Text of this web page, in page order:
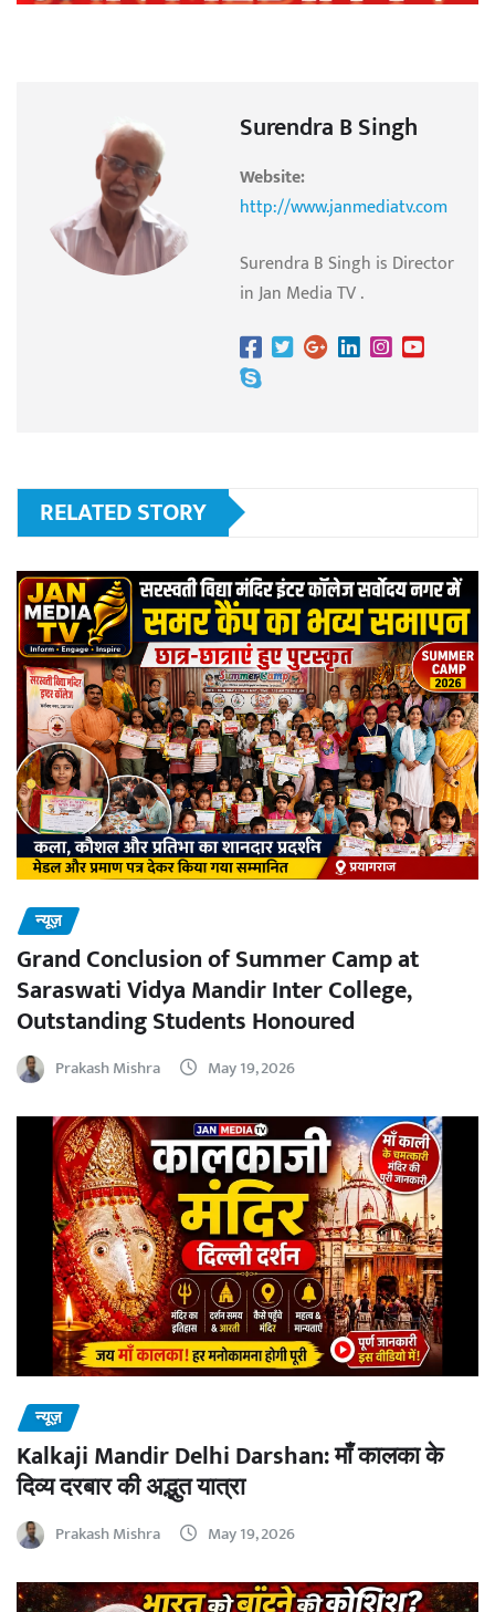
Surendra B Singh
Website:
http://www.janmediatv.com
Surendra B Singh is Director
in Jan Media TV .
RELATED STORY
न्यूज़
Grand Conclusion of Summer Camp at
Saraswati Vidya Mandir Inter College,
Outstanding Students Honoured
Prakash Mishra May 19, 2026
न्यूज़
Kalkaji Mandir Delhi Darshan: माँ कालका के
दिव्य दरबार की अद्भुत यात्रा
Prakash Mishra May 19, 2026